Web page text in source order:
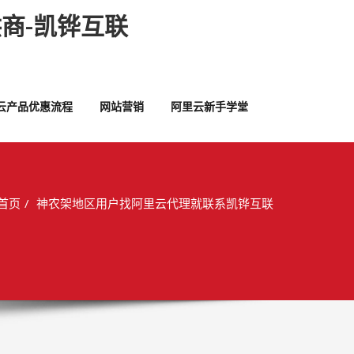
-凯铧互联
产品优惠流程 网站营销 阿里云新手学堂
页 神农架地区用户找阿里云代理就联系凯铧互联